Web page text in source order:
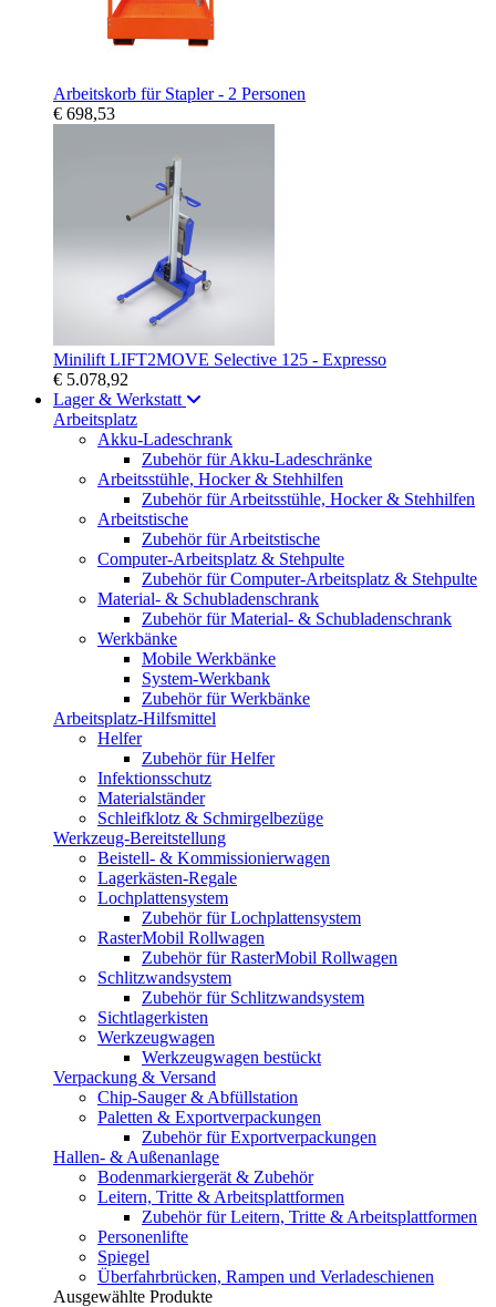
Arbeitskorb für Stapler - 2 Personen
€ 698,53
Minilift LIFT2MOVE Selective 125 - Expresso
€ 5.078,92
Lager & Werkstatt
Arbeitsplatz
Akku-Ladeschrank
Zubehör für Akku-Ladeschränke
Arbeitsstühle, Hocker & Stehhilfen
Zubehör für Arbeitsstühle, Hocker & Stehhilfen
Arbeitstische
Zubehör für Arbeitstische
Computer-Arbeitsplatz & Stehpulte
Zubehör für Computer-Arbeitsplatz & Stehpulte
Material- & Schubladenschrank
Zubehör für Material- & Schubladenschrank
Werkbänke
Mobile Werkbänke
System-Werkbank
Zubehör für Werkbänke
Arbeitsplatz-Hilfsmittel
Helfer
Zubehör für Helfer
Infektionsschutz
Materialständer
Schleifklotz & Schmirgelbezüge
Werkzeug-Bereitstellung
Beistell- & Kommissionierwagen
Lagerkästen-Regale
Lochplattensystem
Zubehör für Lochplattensystem
RasterMobil Rollwagen
Zubehör für RasterMobil Rollwagen
Schlitzwandsystem
Zubehör für Schlitzwandsystem
Sichtlagerkisten
Werkzeugwagen
Werkzeugwagen bestückt
Verpackung & Versand
Chip-Sauger & Abfüllstation
Paletten & Exportverpackungen
Zubehör für Exportverpackungen
Hallen- & Außenanlage
Bodenmarkiergerät & Zubehör
Leitern, Tritte & Arbeitsplattformen
Zubehör für Leitern, Tritte & Arbeitsplattformen
Personenlifte
Spiegel
Überfahrbrücken, Rampen und Verladeschienen
Ausgewählte Produkte